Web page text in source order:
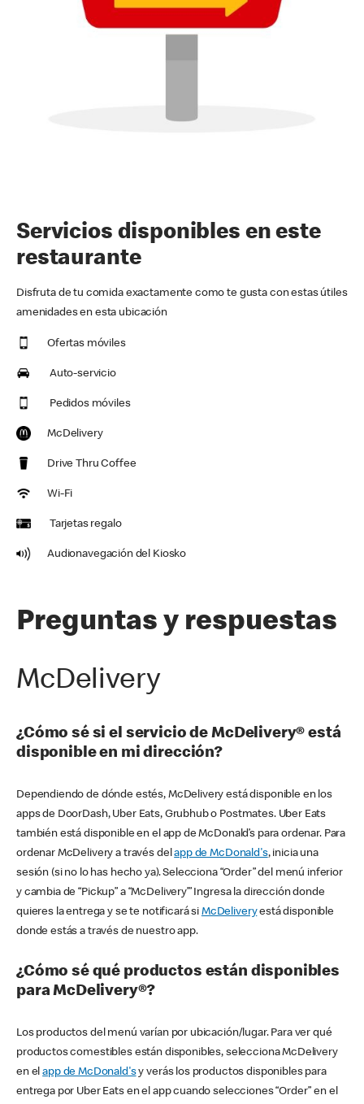
Servicios disponibles en este
restaurante
Disfruta de tu comida exactamente como te gusta con estas útiles
amenidades en esta ubicación
Ofertas móviles
Auto-servicio
Pedidos móviles
McDelivery
Drive Thru Coffee
Wi-Fi
Tarjetas regalo
Audionavegación del Kiosko
Preguntas y respuestas
McDelivery
¿Cómo sé si el servicio de McDelivery® está
disponible en mi dirección?
Dependiendo de dónde estés, McDelivery está disponible en los
apps de DoorDash, Uber Eats, Grubhub o Postmates. Uber Eats
también está disponible en el app de McDonald’s para ordenar. Para
ordenar McDelivery a través delapp de McDonald's, inicia una
sesión (si no lo has hecho ya). Selecciona “Order” del menú inferior
y cambia de “Pickup” a “McDelivery’” Ingresa la dirección donde
quieres la entrega y se te notificará si McDeliveryestá disponible
donde estás a través de nuestro app.
¿Cómo sé qué productos están disponibles
para McDelivery®?
Los productos del menú varían por ubicación/lugar. Para ver qué
productos comestibles están disponibles, selecciona McDelivery
en elapp de McDonald'sy verás los productos disponibles para
entrega por Uber Eats en el app cuando selecciones “Order” en el